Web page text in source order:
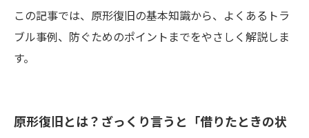
この記事では、原形復旧の基本知識から、よくあるトラ
ブル事例、防ぐためのポイントまでをやさしく解説しま
す。
原形復旧とは？ざっくり言うと「借りたときの状